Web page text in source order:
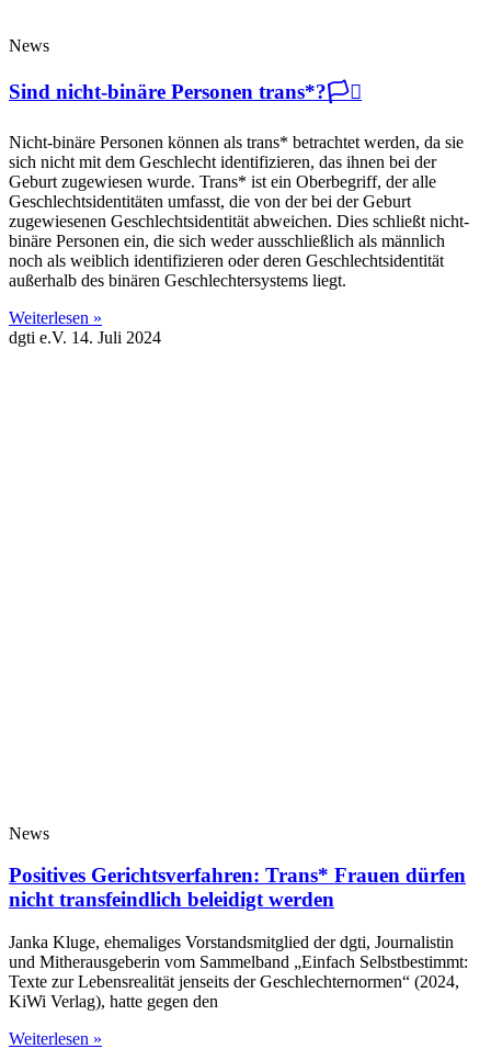
News
Sind nicht-binäre Personen trans*?🏳️‍⚧️
Nicht-binäre Personen können als trans* betrachtet werden, da sie
sich nicht mit dem Geschlecht identifizieren, das ihnen bei der
Geburt zugewiesen wurde. Trans* ist ein Oberbegriff, der alle
Geschlechtsidentitäten umfasst, die von der bei der Geburt
zugewiesenen Geschlechtsidentität abweichen. Dies schließt nicht-
binäre Personen ein, die sich weder ausschließlich als männlich
noch als weiblich identifizieren oder deren Geschlechtsidentität
außerhalb des binären Geschlechtersystems liegt.
Weiterlesen »
dgti e.V. 14. Juli 2024
News
Positives Gerichtsverfahren: Trans* Frauen dürfen
nicht transfeindlich beleidigt werden
Janka Kluge, ehemaliges Vorstandsmitglied der dgti, Journalistin
und Mitherausgeberin vom Sammelband „Einfach Selbstbestimmt:
Texte zur Lebensrealität jenseits der Geschlechternormen“ (2024,
KiWi Verlag), hatte gegen den
Weiterlesen »